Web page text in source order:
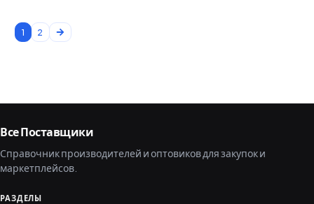
1 2
Все Поставщики
Справочник производителей и оптовиков для закупок и
маркетплейсов.
РАЗДЕЛЫ